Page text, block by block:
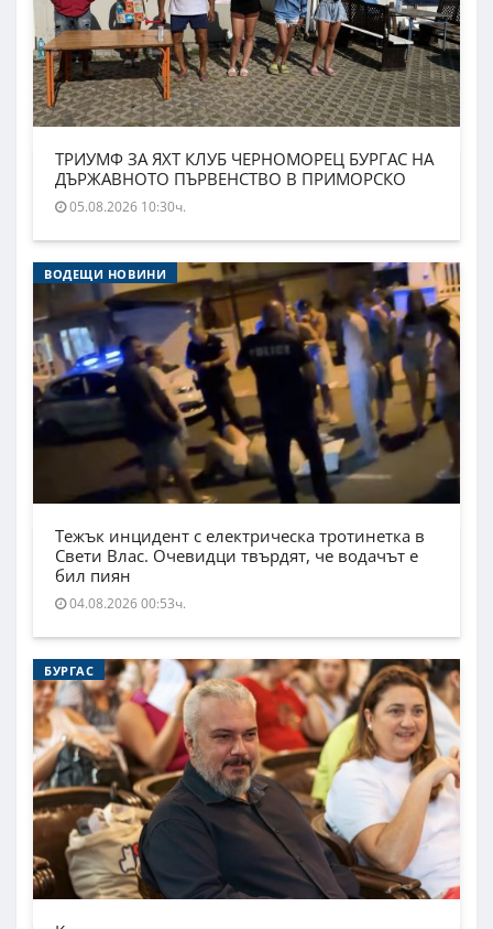
ТРИУМФ ЗА ЯХТ КЛУБ ЧЕРНОМОРЕЦ БУРГАС НА
ДЪРЖАВНОТО ПЪРВЕНСТВО В ПРИМОРСКО
05.08.2026 10:30ч.
ВОДЕЩИ НОВИНИ
Тежък инцидент с електрическа тротинетка в
Свети Влас. Очевидци твърдят, че водачът е
бил пиян
04.08.2026 00:53ч.
БУРГАС